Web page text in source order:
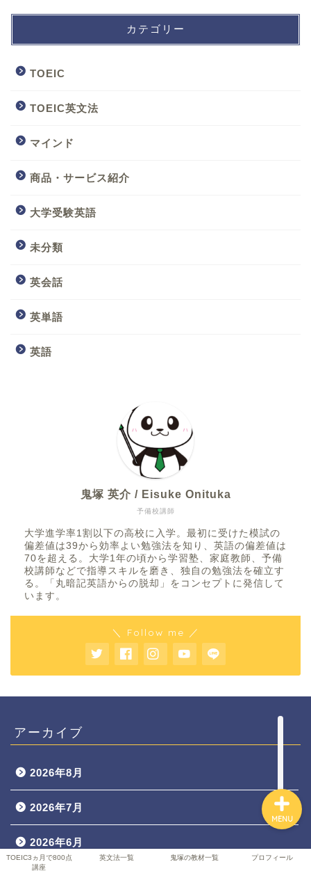
カテゴリー
TOEIC
TOEIC英文法
マインド
商品・サービス紹介
大学受験英語
未分類
英会話
英単語
英語
予備校講師
鬼塚 英介 / Eisuke Onituka
大学進学率1割以下の高校に入学。最初に受けた模試の
偏差値は39から効率よい勉強法を知り、英語の偏差値は
70を超える。大学1年の頃から学習塾、家庭教師、予備
校講師などで指導スキルを磨き、独自の勉強法を確立す
る。「丸暗記英語からの脱却」をコンセプトに発信して
います。
＼ Follow me ／
アーカイブ
2026年8月
2026年7月
2026年6月
TOEIC3ヵ月で800点
講座
英文法一覧 鬼塚の教材一覧 プロフィール
MENU
英文法一覧
鬼塚の教材一覧